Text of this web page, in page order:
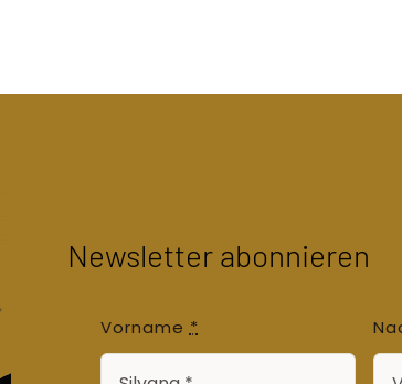
Newsletter abonnieren
Vorname *